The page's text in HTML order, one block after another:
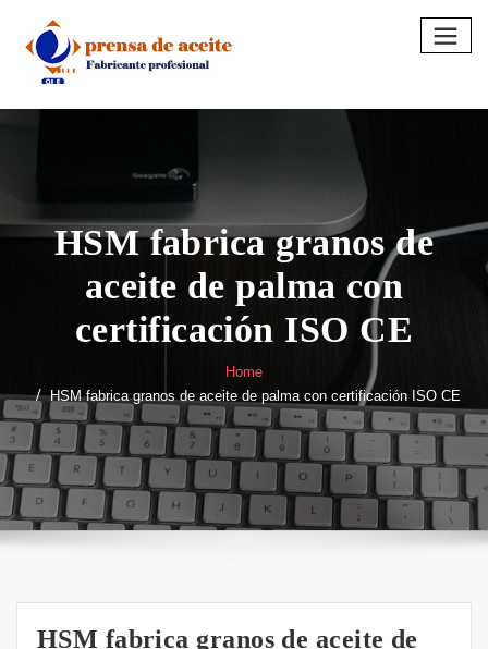
content
HSM fabrica granos de
aceite de palma con
certificación ISO CE
Home
HSM fabrica granos de aceite de palma con certificación ISO CE
HSM fabrica granos de aceite de